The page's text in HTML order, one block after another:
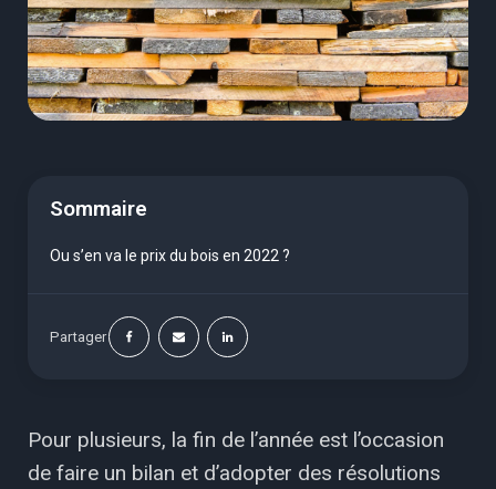
Sommaire
Ou s’en va le prix du bois en 2022 ?
Partager
Pour plusieurs, la fin de l’année est l’occasion
de faire un bilan et d’adopter des résolutions